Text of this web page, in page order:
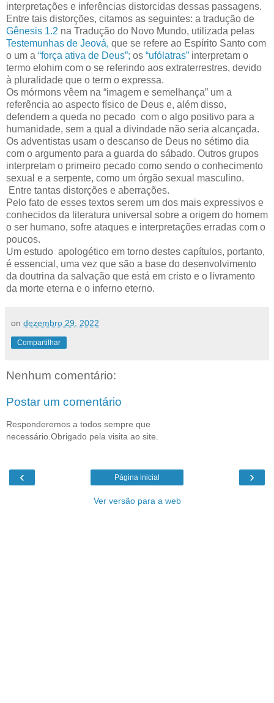
interpretações e inferências distorcidas dessas passagens.
Entre tais distorções, citamos as seguintes: a tradução de
Gênesis 1.2 na Tradução do Novo Mundo, utilizada pelas
Testemunhas de Jeová, que se refere ao Espírito Santo com
o um a “força ativa de Deus”; os “ufólatras” interpretam o
termo elohim com o se referindo aos extraterrestres, devido
à pluralidade que o term o expressa.
Os mórmons vêem na “imagem e semelhança” um a
referência ao aspecto físico de Deus e, além disso,
defendem a queda no pecado com o algo positivo para a
humanidade, sem a qual a divindade não seria alcançada.
Os adventistas usam o descanso de Deus no sétimo dia
com o argumento para a guarda do sábado. Outros grupos
interpretam o primeiro pecado como sendo o conhecimento
sexual e a serpente, como um órgão sexual masculino.
Entre tantas distorções e aberrações.
Pelo fato de esses textos serem um dos mais expressivos e
conhecidos da literatura universal sobre a origem do homem
o ser humano, sofre ataques e interpretações erradas com o
poucos.
Um estudo apologético em torno destes capítulos, portanto,
é essencial, uma vez que são a base do desenvolvimento
da doutrina da salvação que está em cristo e o livramento
da morte eterna e o inferno eterno.
on dezembro 29, 2022
Compartilhar
Nenhum comentário:
Postar um comentário
Responderemos a todos sempre que
necessário.Obrigado pela visita ao site.
‹ ›
Página inicial
Ver versão para a web